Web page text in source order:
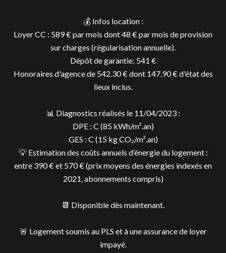
💰 Infos location :
Loyer CC : 589 € par mois dont 48 € par mois de provision
sur charges (régularisation annuelle).
Dépôt de garantie: 541 €
Honoraires d'agence de 542.30 € dont 147.90 € d'état des
lieux inclus.
📊 Diagnostics réalisés le 11/04/2023 :
DPE : C (85 kWh/m².an)
GES : C (15 kg CO₂/m².an)
💡 Estimation des coûts annuels d’énergie du logement :
entre 390 € et 570 € (prix moyens des énergies indexés en
2021, abonnements compris)
📆 Disponible dès maintenant.
🚨 Logement soumis au PLS et à une assurance de loyer
impayé.